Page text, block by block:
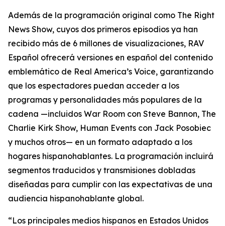
Además de la programación original como The Right
News Show, cuyos dos primeros episodios ya han
recibido más de 6 millones de visualizaciones, RAV
Español ofrecerá versiones en español del contenido
emblemático de Real America’s Voice, garantizando
que los espectadores puedan acceder a los
programas y personalidades más populares de la
cadena —incluidos War Room con Steve Bannon, The
Charlie Kirk Show, Human Events con Jack Posobiec
y muchos otros— en un formato adaptado a los
hogares hispanohablantes. La programación incluirá
segmentos traducidos y transmisiones dobladas
diseñadas para cumplir con las expectativas de una
audiencia hispanohablante global.
“Los principales medios hispanos en Estados Unidos